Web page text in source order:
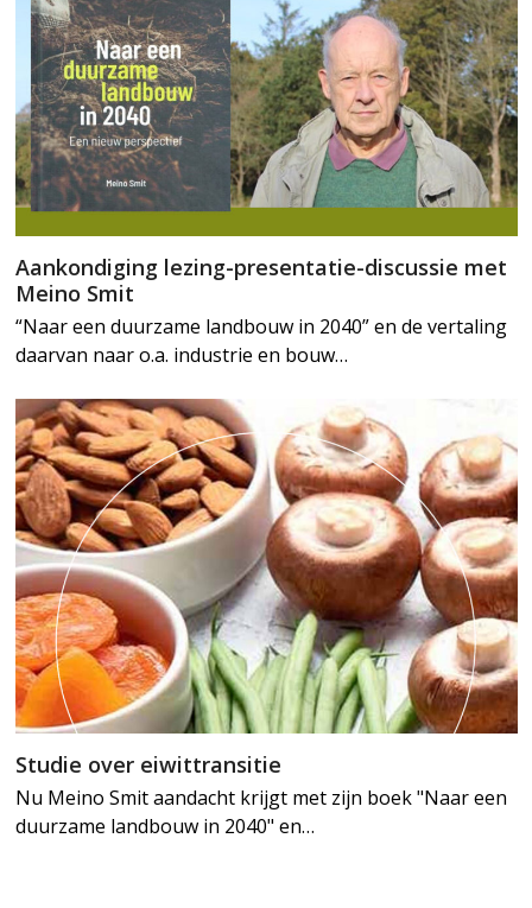
Aankondiging lezing-presentatie-discussie met
Meino Smit
“Naar een duurzame landbouw in 2040” en de vertaling
daarvan naar o.a. industrie en bouw…
Studie over eiwittransitie
Nu Meino Smit aandacht krijgt met zijn boek "Naar een
duurzame landbouw in 2040" en…